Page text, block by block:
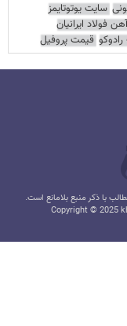
سایت یوتوتایمز
فولاد ایرانیان
قیمت پروفیل
با ذکر منبع بلامانع است.
Copyright © 2025